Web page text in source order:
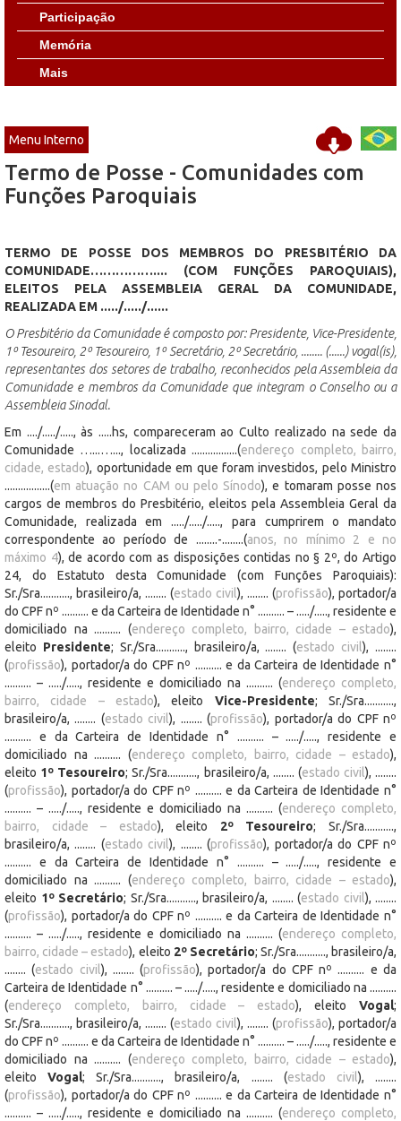
Participação
Memória
Mais
Menu Interno
Termo de Posse - Comunidades com
Funções Paroquiais
TERMO DE POSSE DOS MEMBROS DO PRESBITÉRIO DA
COMUNIDADE…………….... (COM FUNÇÕES PAROQUIAIS),
ELEITOS PELA ASSEMBLEIA GERAL DA COMUNIDADE,
REALIZADA EM ...../...../......
O Presbitério da Comunidade é composto por: Presidente, Vice-Presidente,
1º Tesoureiro, 2º Tesoureiro, 1º Secretário, 2º Secretário, ........ (......) vogal(is),
representantes dos setores de trabalho, reconhecidos pela Assembleia da
Comunidade e membros da Comunidade que integram o Conselho ou a
Assembleia Sinodal.
Em ..../...../....., às .....hs, compareceram ao Culto realizado na sede da
Comunidade …...…..., localizada .................(endereço completo, bairro,
cidade, estado), oportunidade em que foram investidos, pelo Ministro
.................(em atuação no CAM ou pelo Sínodo), e tomaram posse nos
cargos de membros do Presbitério, eleitos pela Assembleia Geral da
Comunidade, realizada em ...../...../....., para cumprirem o mandato
correspondente ao período de ........-........(anos, no mínimo 2 e no
máximo 4), de acordo com as disposições contidas no § 2º, do Artigo
24, do Estatuto desta Comunidade (com Funções Paroquiais):
Sr./Sra..........., brasileiro/a, ........ (estado civil), ........ (profissão), portador/a
do CPF nº .......... e da Carteira de Identidade n° .......... – ...../....., residente e
domiciliado na .......... (endereço completo, bairro, cidade – estado),
eleito Presidente; Sr./Sra..........., brasileiro/a, ........ (estado civil), ........
(profissão), portador/a do CPF nº .......... e da Carteira de Identidade n°
.......... – ...../....., residente e domiciliado na .......... (endereço completo,
bairro, cidade – estado), eleito Vice-Presidente; Sr./Sra...........,
brasileiro/a, ........ (estado civil), ........ (profissão), portador/a do CPF nº
.......... e da Carteira de Identidade n° .......... – ...../....., residente e
domiciliado na .......... (endereço completo, bairro, cidade – estado),
eleito 1º Tesoureiro; Sr./Sra..........., brasileiro/a, ........ (estado civil), ........
(profissão), portador/a do CPF nº .......... e da Carteira de Identidade n°
.......... – ...../....., residente e domiciliado na .......... (endereço completo,
bairro, cidade – estado), eleito 2º Tesoureiro; Sr./Sra...........,
brasileiro/a, ........ (estado civil), ........ (profissão), portador/a do CPF nº
.......... e da Carteira de Identidade n° .......... – ...../....., residente e
domiciliado na .......... (endereço completo, bairro, cidade – estado),
eleito 1º Secretário; Sr./Sra..........., brasileiro/a, ........ (estado civil), ........
(profissão), portador/a do CPF nº .......... e da Carteira de Identidade n°
.......... – ...../....., residente e domiciliado na .......... (endereço completo,
bairro, cidade – estado), eleito 2º Secretário; Sr./Sra..........., brasileiro/a,
........ (estado civil), ........ (profissão), portador/a do CPF nº .......... e da
Carteira de Identidade n° .......... – ...../....., residente e domiciliado na ..........
(endereço completo, bairro, cidade – estado), eleitoVogal;
Sr./Sra..........., brasileiro/a, ........ (estado civil), ........ (profissão), portador/a
do CPF nº .......... e da Carteira de Identidade n° .......... – ...../....., residente e
domiciliado na .......... (endereço completo, bairro, cidade – estado),
eleitoVogal; Sr./Sra..........., brasileiro/a, ........ (estado civil), ........
(profissão), portador/a do CPF nº .......... e da Carteira de Identidade n°
.......... – ...../....., residente e domiciliado na .......... (endereço completo,